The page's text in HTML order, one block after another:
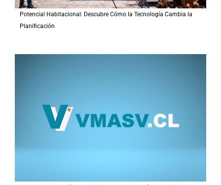
Potencial Habitacional: Descubre Cómo la Tecnología Cambia la
Planificación